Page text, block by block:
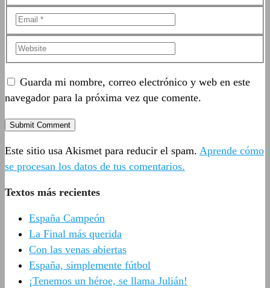
Guarda mi nombre, correo electrónico y web en este
navegador para la próxima vez que comente.
Este sitio usa Akismet para reducir el spam. Aprende cómo
se procesan los datos de tus comentarios.
Textos más recientes
España Campeón
La Final más querida
Con las venas abiertas
España, simplemente fútbol
¡Tenemos un héroe, se llama Julián!